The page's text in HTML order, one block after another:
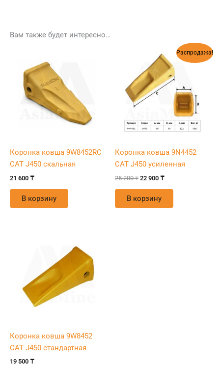
Вам также будет интересно…
Коронка ковша 9W8452RC
CAT J450 скальная
21 600 ₸
В корзину
Распродажа!
Коронка ковша 9N4452
CAT J450 усиленная
25 200₸
Первоначальная
составляла
25
200 ₸.
22 900 ₸
Текущая
цена:
22
900 ₸.
В корзину
Коронка ковша 9W8452
CAT J450 стандартная
19 500 ₸